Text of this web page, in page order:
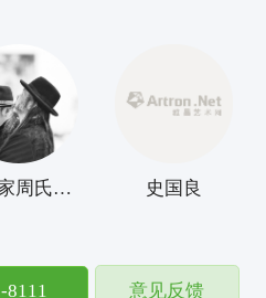
艺术家周氏兄弟 史国良
8111 意见反馈